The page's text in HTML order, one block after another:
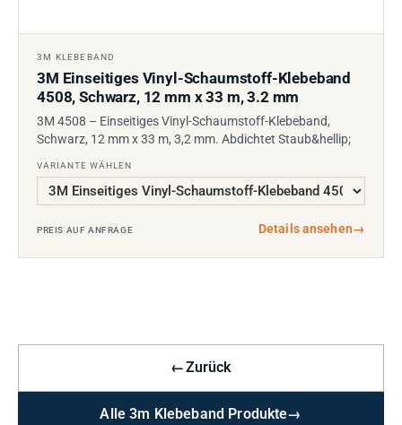
3M KLEBEBAND
3M Einseitiges Vinyl-Schaumstoff-Klebeband
4508, Schwarz, 12 mm x 33 m, 3.2 mm
3M 4508 – Einseitiges Vinyl-Schaumstoff-Klebeband,
Schwarz, 12 mm x 33 m, 3,2 mm. Abdichtet Staub&hellip;
VARIANTE WÄHLEN
PREIS AUF ANFRAGE Details ansehen→
←Zurück
Alle 3m Klebeband Produkte→